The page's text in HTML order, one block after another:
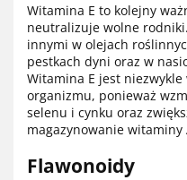
Witamina E to kolejny
neutralizuje wolne
innymi w olejach
pestkach dyni oraz w
Witamina E jest
organizmu, ponieważ
selenu i cynku oraz
magazynowanie witaminy
Flawonoidy